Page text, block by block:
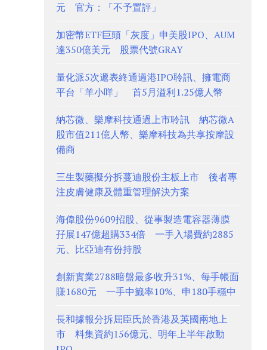
元 官方：「不予置評」
加密幣ETF巨頭「灰度」申美股IPO、AUM
達350億美元 股票代號GRAY
量化派5次遞表終通過港IPO聆訊、擁電商
平台「羊小咩」 首5月溢利1.25億人幣
納芯微、樂摩科技通過上市聆訊 納芯微A
股市值211億人幣、樂摩科技為共享按摩設
備商
三生製藥擬分拆蔓迪股份主板上市 後者專
注皮膚健康及體重管理解決方案
海偉股份9609招股、從事製造電容器薄膜
孖展147億超購334倍 一手入場費約2885
元、比亞迪有份持股
創新實業2788暗盤最多收升31%、每手帳面
賺1680元 一手中籤率10%、申180手穩中
長和據報分拆屈臣氏於香港及英國兩地上
市 料集資約156億元、明年上半年啟動